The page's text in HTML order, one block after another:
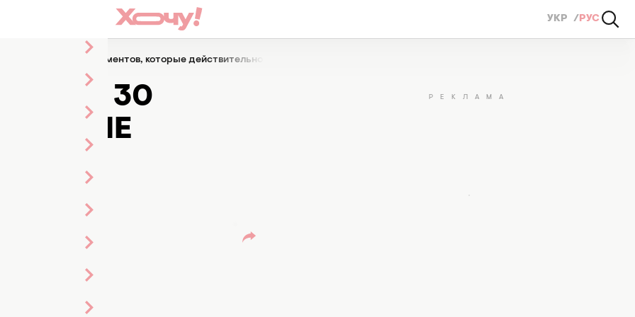
УКР РУС
30 комплиментов, которые действительно ценят мужчины
30